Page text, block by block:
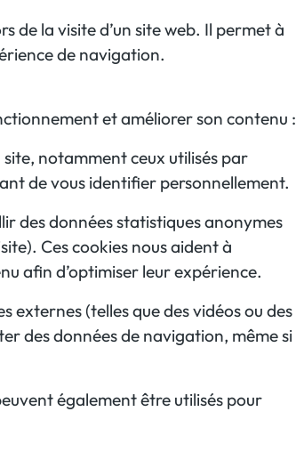
de la visite d’un site web. Il permet à
de navigation.
et améliorer son contenu :
notamment ceux utilisés par
de vous identifier personnellement.
des données statistiques anonymes
Ces cookies nous aident à
afin d’optimiser leur expérience.
externes (telles que des vidéos ou des
des données de navigation, même si
également être utilisés pour